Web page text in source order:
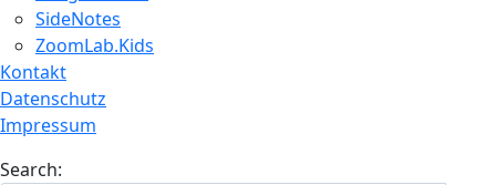
SideNotes
ZoomLab.Kids
Kontakt
Datenschutz
Impressum
Search: